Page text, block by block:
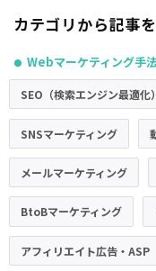
カテゴリから記事
● Webマーケティング手
SEO（検索エンジン最適化）
SNSマーケティング
メールマーケティング
BtoBマーケティング
アフィリエイト広告・ASP